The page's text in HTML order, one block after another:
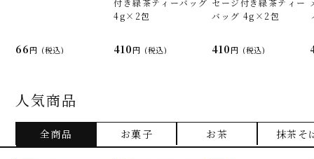
66 (税込)
4g×2包
410 (税込)
バッグ 4g×2包
410 (税込)
人気商品
全商品 お菓子 お茶 抹茶そ